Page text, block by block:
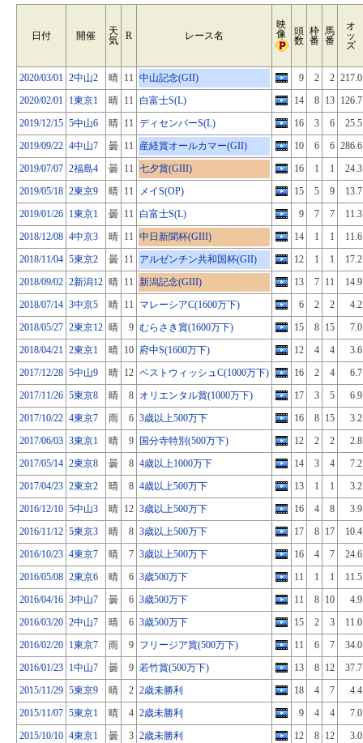
日付 開催
天
気
R レース名
映
像
頭
数
枠
番
馬
番
オ
ッ
ズ
2020/03/01 2中山2 晴 11 中山記念(GII) 9 2 2 217.0
2020/02/01 1東京1 晴 11 白富士S(L) 14 8 13 126.7
2019/12/15 5中山6 晴 11 ディセンバーS(L) 16 3 6
25.5
2019/09/22 4中山7 曇 11 産経賞オールカマー(GII) 10 6 6 286.6
2019/07/07 2福島4 曇 11 七夕賞(GIII) 16 1 1
24.3
2019/05/18 2東京9 晴 11 メイS(OP) 15 5 9
13.7
2019/01/26 1東京1 曇 11 白富士S(L) 9 7 7
11.3
2018/12/08 4中京3 晴 11 中日新聞杯(GIII) 14 1 1
11.6
2018/11/04 5東京2 曇 11 アルゼンチン共和国杯(GII) 12 1 1
17.2
2018/09/02 2新潟12 晴 11 新潟記念(GIII) 13 7 11
14.9
2018/07/14 3中京5 晴 11 マレーシアC(1600万下) 6 2 2
4.2
2018/05/27 2東京12 晴 9 むらさき賞(1600万下) 15 8 15
7.0
2018/04/21 2東京1 晴 10 府中S(1600万下) 12 4 4
3.6
2017/12/28 5中山9 晴 12 ベストウィッシュC(1000万下) 16 2 4
6.7
2017/11/26 5東京8 晴 8 オリエンタル賞(1000万下) 17 3 5
6.9
2017/10/22 4東京7 雨 6 3歳以上500万下 16 8 15
3.2
2017/06/03 3東京1 晴 9 国分寺特別(500万下) 12 2 2
2.8
2017/05/14 2東京8 曇 8 4歳以上1000万下 14 3 4
7.2
2017/04/23 2東京2 晴 8 4歳以上500万下 13 1 1
3.2
2016/12/10 5中山3 晴 12 3歳以上500万下 16 4 8
3.9
2016/11/12 5東京3 晴 8 3歳以上500万下 17 8 17
10.4
2016/10/23 4東京7 晴 7 3歳以上500万下 16 4 7
24.6
2016/05/08 2東京6 晴 6 3歳500万下 11 1 1
11.5
2016/04/16 3中山7 曇 6 3歳500万下 11 8 10
4.9
2016/03/20 2中山7 晴 6 3歳500万下 15 2 3
11.0
2016/02/20 1東京7 雨 9 フリージア賞(500万下) 11 6 7
34.0
2016/01/23 1中山7 曇 9 若竹賞(500万下) 13 8 12
37.7
2015/11/29 5東京9 晴 2 2歳未勝利 18 4 7
4.4
2015/11/07 5東京1 晴 4 2歳未勝利 9 4 4
7.0
2015/10/10 4東京1 曇 3 2歳未勝利 12 8 12
3.0